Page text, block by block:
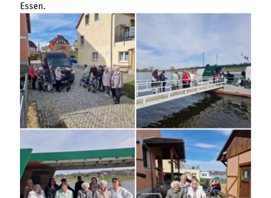
Essen.